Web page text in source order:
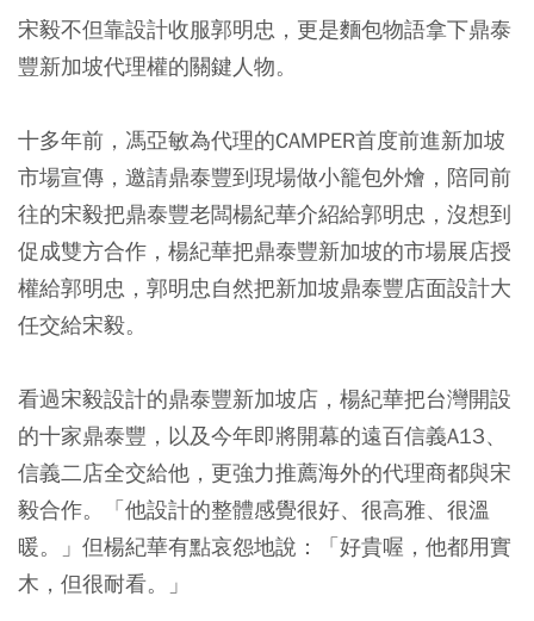
宋毅不但靠設計收服郭明忠，更是麵包物語拿下鼎泰
豐新加坡代理權的關鍵人物。
十多年前，馮亞敏為代理的CAMPER首度前進新加坡
市場宣傳，邀請鼎泰豐到現場做小籠包外燴，陪同前
往的宋毅把鼎泰豐老闆楊紀華介紹給郭明忠，沒想到
促成雙方合作，楊紀華把鼎泰豐新加坡的市場展店授
權給郭明忠，郭明忠自然把新加坡鼎泰豐店面設計大
任交給宋毅。
看過宋毅設計的鼎泰豐新加坡店，楊紀華把台灣開設
的十家鼎泰豐，以及今年即將開幕的遠百信義A13、
信義二店全交給他，更強力推薦海外的代理商都與宋
毅合作。「他設計的整體感覺很好、很高雅、很溫
暖。」但楊紀華有點哀怨地說：「好貴喔，他都用實
木，但很耐看。」